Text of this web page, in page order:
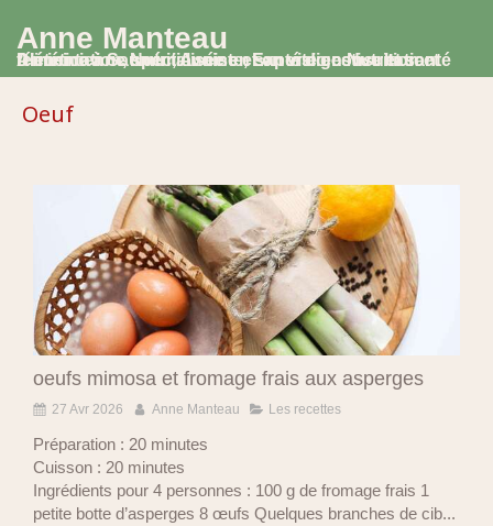
Anne Manteau
Diététicienne Nutritionniste, Experte en Nutrition et Alimentation, spécialisée en santé digestive et santé féminine à Saumur, Avoine et en visio consultation
Oeuf
oeufs mimosa et fromage frais aux asperges
27 Avr 2026 Anne Manteau Les recettes
Préparation : 20 minutes
Cuisson : 20 minutes
Ingrédients pour 4 personnes : 100 g de fromage frais 1
petite botte d’asperges 8 œufs Quelques branches de cib...